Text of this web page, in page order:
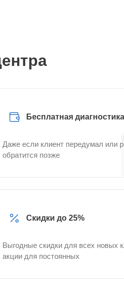
Бесплатная диагностика
Даже если клиент передумал или
обратится позже
Скидки до 25%
Выгодные скидки для всех новых
акции для постоянных